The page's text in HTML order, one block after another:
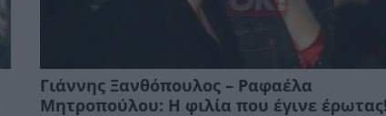
Γιάννης Ξανθόπουλος – Ραφαέλα
Μητροπούλου: Η φιλία που έγινε